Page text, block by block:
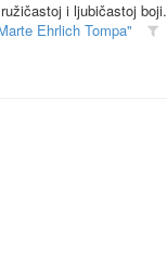
i ljubičastoj boji.
Ehrlich Tompa"